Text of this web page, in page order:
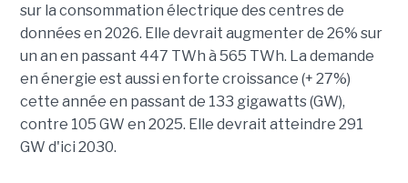
sur la consommation électrique des centres de
données en 2026. Elle devrait augmenter de 26% sur
un an en passant 447 TWh à 565 TWh. La demande
en énergie est aussi en forte croissance (+ 27%)
cette année en passant de 133 gigawatts (GW),
contre 105 GW en 2025. Elle devrait atteindre 291
GW d'ici 2030.